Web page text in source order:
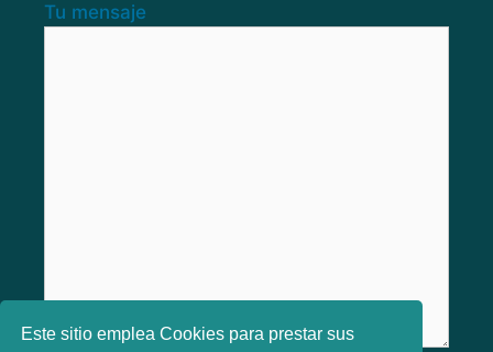
Este sitio emplea Cookies para prestar sus
Tu mensaje